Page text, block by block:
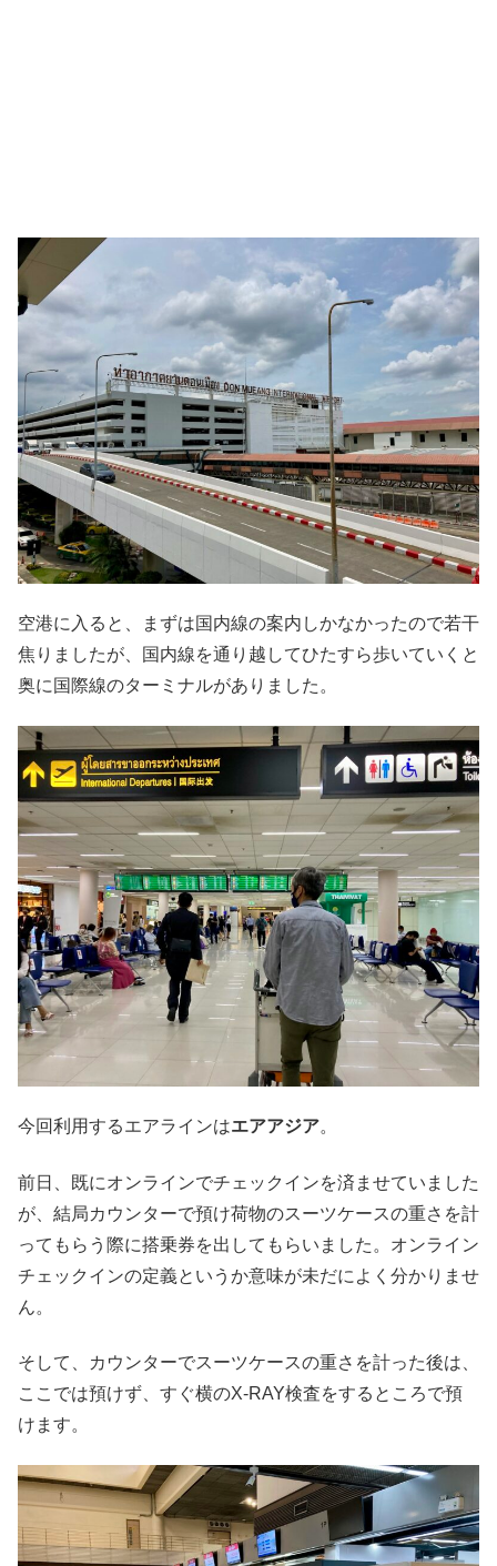
空港に入ると、まずは国内線の案内しかなかったので若干
焦りましたが、国内線を通り越してひたすら歩いていくと
奥に国際線のターミナルがありました。
今回利用するエアラインはエアアジア。
前日、既にオンラインでチェックインを済ませていました
が、結局カウンターで預け荷物のスーツケースの重さを計
ってもらう際に搭乗券を出してもらいました。オンライン
チェックインの定義というか意味が未だによく分かりませ
ん。
そして、カウンターでスーツケースの重さを計った後は、
ここでは預けず、すぐ横のX-RAY検査をするところで預
けます。